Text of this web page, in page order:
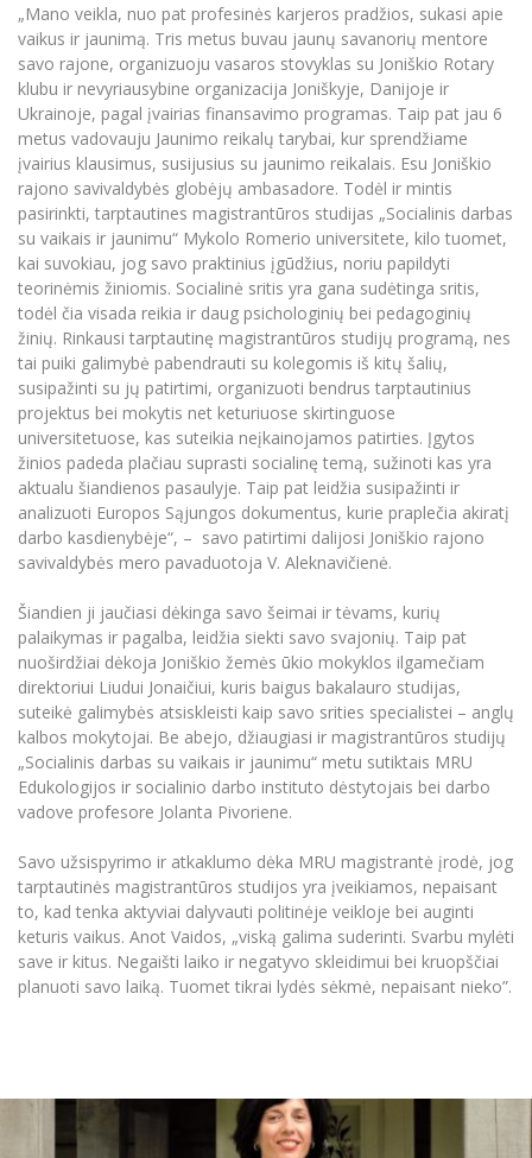
„Mano veikla, nuo pat profesinės karjeros pradžios, sukasi apie
vaikus ir jaunimą. Tris metus buvau jaunų savanorių mentore
savo rajone, organizuoju vasaros stovyklas su Joniškio Rotary
klubu ir nevyriausybine organizacija Joniškyje, Danijoje ir
Ukrainoje, pagal įvairias finansavimo programas. Taip pat jau 6
metus vadovauju Jaunimo reikalų tarybai, kur sprendžiame
įvairius klausimus, susijusius su jaunimo reikalais. Esu Joniškio
rajono savivaldybės globėjų ambasadore. Todėl ir mintis
pasirinkti, tarptautines magistrantūros studijas „Socialinis darbas
su vaikais ir jaunimu“ Mykolo Romerio universitete, kilo tuomet,
kai suvokiau, jog savo praktinius įgūdžius, noriu papildyti
teorinėmis žiniomis. Socialinė sritis yra gana sudėtinga sritis,
todėl čia visada reikia ir daug psichologinių bei pedagoginių
žinių. Rinkausi tarptautinę magistrantūros studijų programą, nes
tai puiki galimybė pabendrauti su kolegomis iš kitų šalių,
susipažinti su jų patirtimi, organizuoti bendrus tarptautinius
projektus bei mokytis net keturiuose skirtinguose
universitetuose, kas suteikia neįkainojamos patirties. Įgytos
žinios padeda plačiau suprasti socialinę temą, sužinoti kas yra
aktualu šiandienos pasaulyje. Taip pat leidžia susipažinti ir
analizuoti Europos Sąjungos dokumentus, kurie praplečia akiratį
darbo kasdienybėje“, – savo patirtimi dalijosi Joniškio rajono
savivaldybės mero pavaduotoja V. Aleknavičienė.
Šiandien ji jaučiasi dėkinga savo šeimai ir tėvams, kurių
palaikymas ir pagalba, leidžia siekti savo svajonių. Taip pat
nuoširdžiai dėkoja Joniškio žemės ūkio mokyklos ilgamečiam
direktoriui Liudui Jonaičiui, kuris baigus bakalauro studijas,
suteikė galimybės atsiskleisti kaip savo srities specialistei – anglų
kalbos mokytojai. Be abejo, džiaugiasi ir magistrantūros studijų
„Socialinis darbas su vaikais ir jaunimu“ metu sutiktais MRU
Edukologijos ir socialinio darbo instituto dėstytojais bei darbo
vadove profesore Jolanta Pivoriene.
Savo užsispyrimo ir atkaklumo dėka MRU magistrantė įrodė, jog
tarptautinės magistrantūros studijos yra įveikiamos, nepaisant
to, kad tenka aktyviai dalyvauti politinėje veikloje bei auginti
keturis vaikus. Anot Vaidos, „viską galima suderinti. Svarbu mylėti
save ir kitus. Negaišti laiko ir negatyvo skleidimui bei kruopščiai
planuoti savo laiką. Tuomet tikrai lydės sėkmė, nepaisant nieko”.